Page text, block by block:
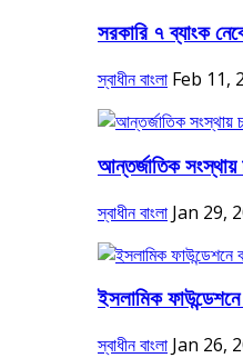
সরকারি ৭ ব্যাংক
স্বাধীন বাংলা Feb 11,
আন্তর্জাতিক
স্বাধীন বাংলা Jan 29,
ইসলামিক
স্বাধীন বাংলা Jan 26,